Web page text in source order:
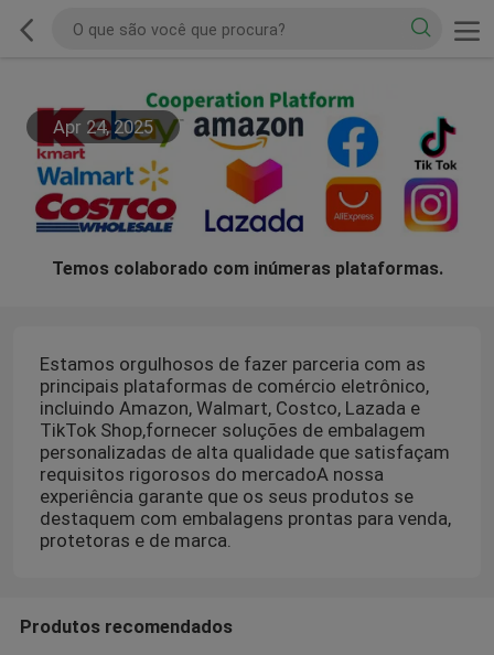
Apr 24, 2025
Temos colaborado com inúmeras plataformas.
Estamos orgulhosos de fazer parceria com as
principais plataformas de comércio eletrônico,
incluindo Amazon, Walmart, Costco, Lazada e
TikTok Shop,fornecer soluções de embalagem
personalizadas de alta qualidade que satisfaçam
requisitos rigorosos do mercadoA nossa
experiência garante que os seus produtos se
destaquem com embalagens prontas para venda,
protetoras e de marca.
Produtos recomendados